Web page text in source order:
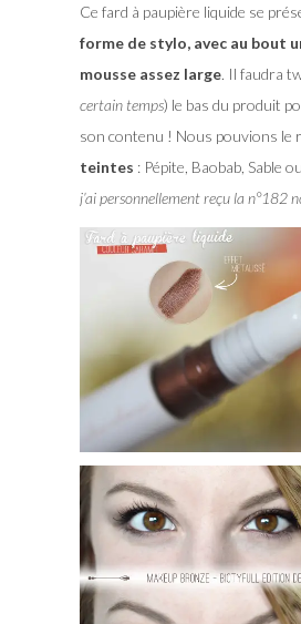
Ce fard à paupière liquide se
forme de stylo, avec au bout
mousse assez large. Il faudra
certain temps) le bas du produit
son contenu ! Nous pouvions le
teintes : Pépite, Baobab, Sable
j’ai personnellement reçu la n°182